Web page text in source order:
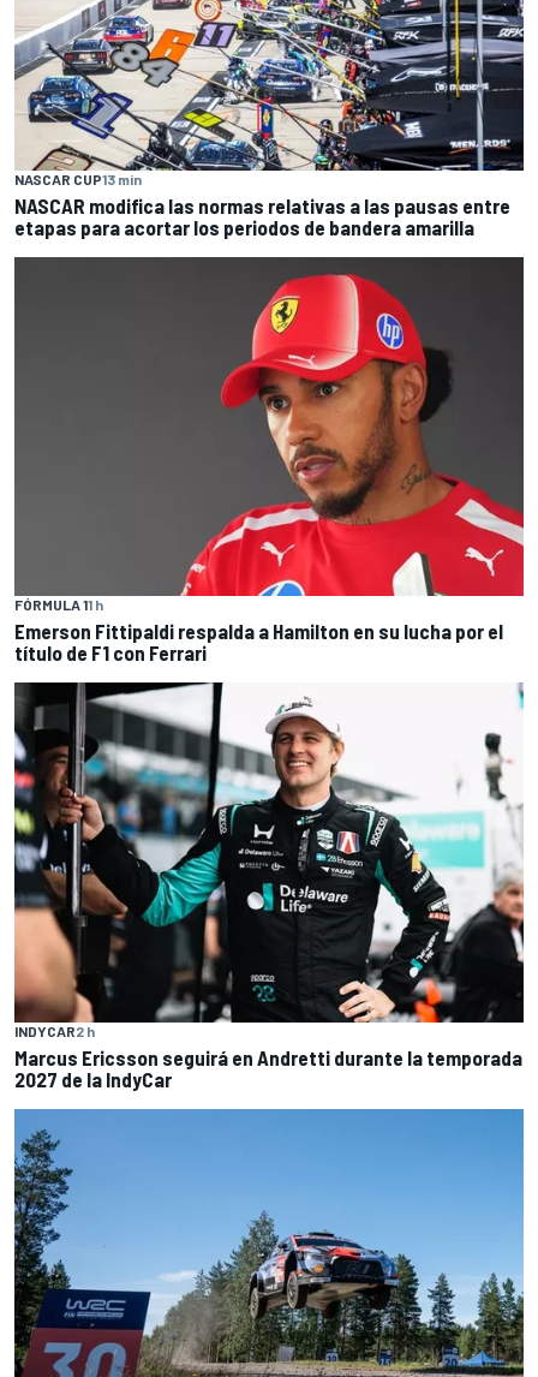
NASCAR CUP13 min
NASCAR modifica las normas relativas a las pausas entre
etapas para acortar los periodos de bandera amarilla
FÓRMULA 11 h
Emerson Fittipaldi respalda a Hamilton en su lucha por el
título de F1 con Ferrari
INDYCAR2 h
Marcus Ericsson seguirá en Andretti durante la temporada
2027 de la IndyCar